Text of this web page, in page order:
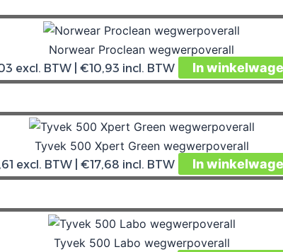
Norwear Proclean wegwerpoverall
excl. BTW | €10,93 incl. BTW In
Tyvek 500 Xpert Green wegwerpoverall
excl. BTW | €17,68 incl. BTW In
Tyvek 500 Labo wegwerpoverall